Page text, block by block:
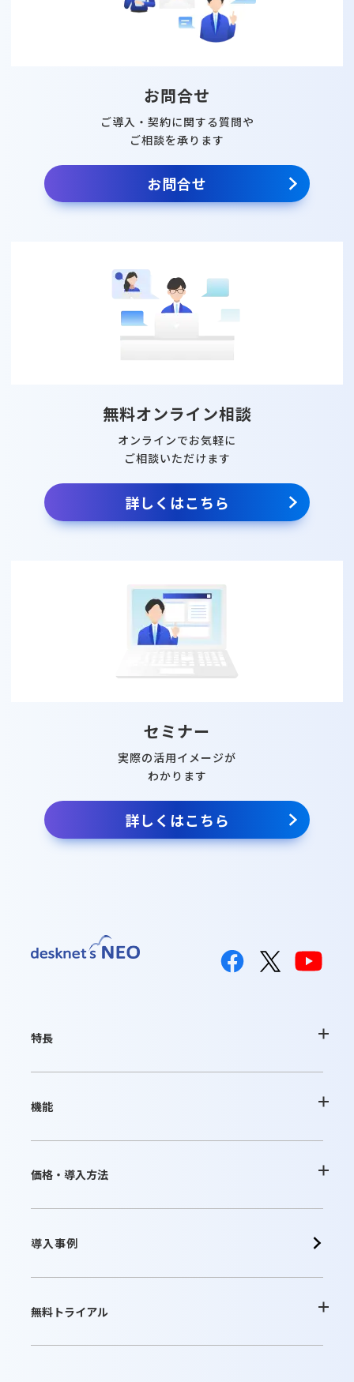
お問合せ
ご導入・契約に関する質問や
ご相談を承ります
お問合せ
無料オンライン相談
オンラインでお気軽に
ご相談いただけます
詳しくはこちら
セミナー
実際の活用イメージが
わかります
詳しくはこちら
特長
desknetʼs NEOの特長
クラウド版の特長
機能
基本機能一覧
連携ツール
価格・導入方法
クラウド版
販売パートナー
導入事例
無料トライアル